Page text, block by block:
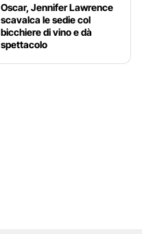
Oscar, Jennifer Lawrence
scavalca le sedie col
bicchiere di vino e dà
spettacolo